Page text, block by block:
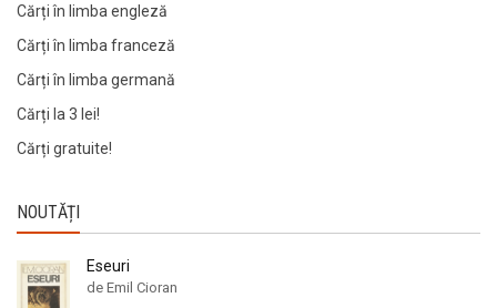
Cărți în limba engleză
Cărți în limba franceză
Cărți în limba germană
Cărți la 3 lei!
Cărți gratuite!
NOUTĂȚI
Eseuri
de Emil Cioran